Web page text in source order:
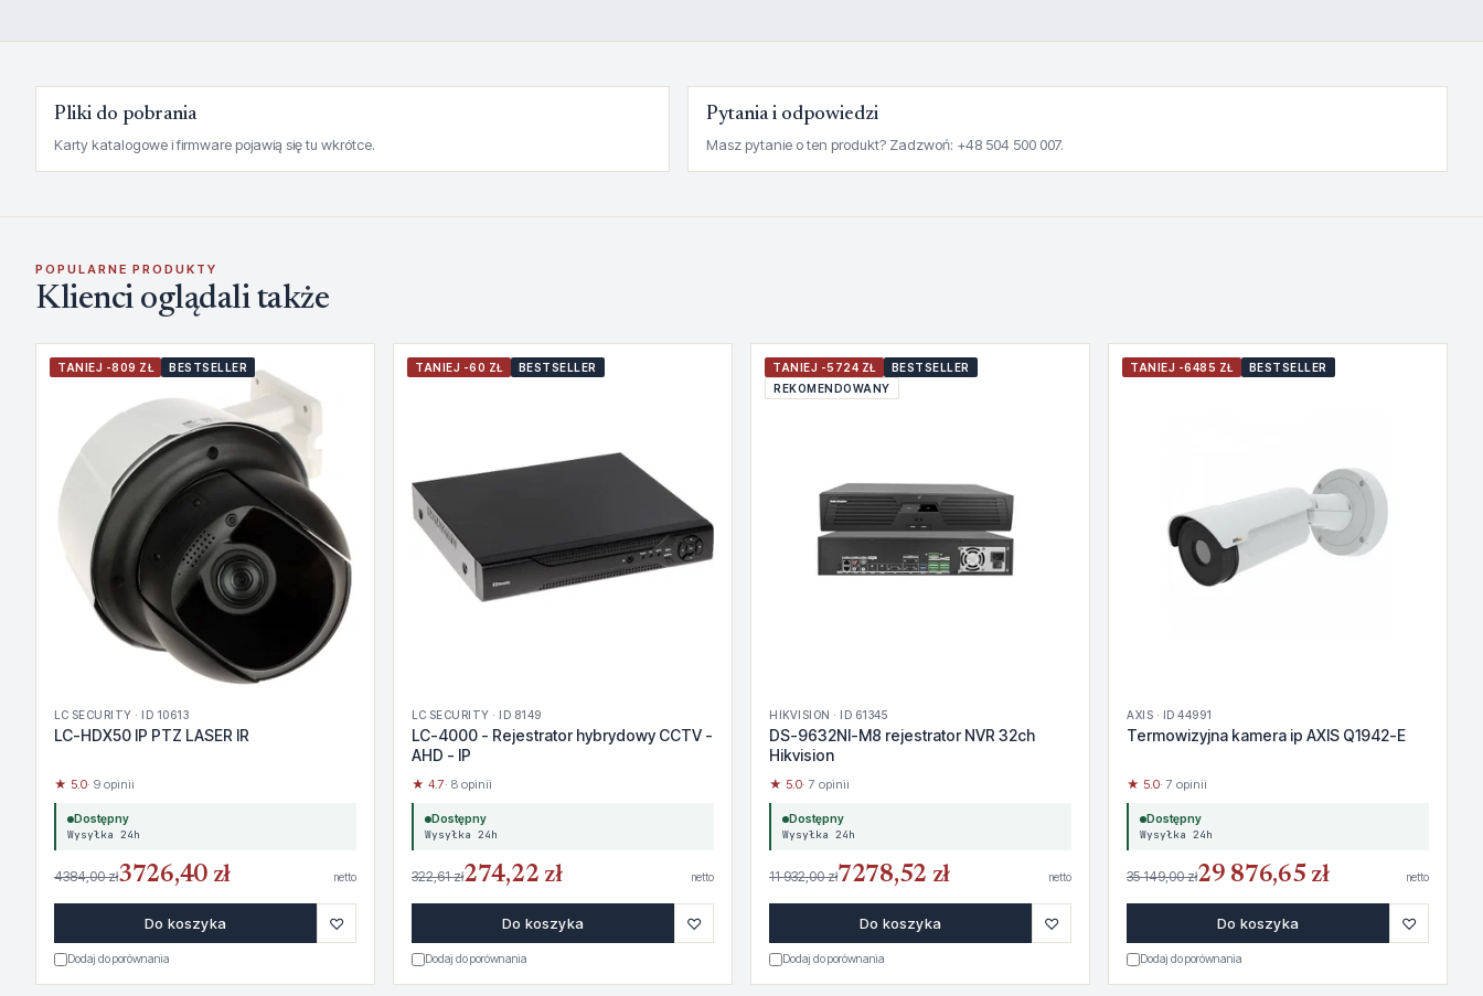
Pliki do pobrania
Karty katalogowe i firmware pojawią się tu wkrótce.
Pytania i odpowiedzi
Masz pytanie o ten produkt? Zadzwoń: +48 504 500 007.
POPULARNE PRODUKTY
Klienci oglądali także
TANIEJ -809 ZŁ BESTSELLER
LC SECURITY · ID 10613
LC-HDX50 IP PTZ LASER IR
★ 5.0· 9 opinii
Dostępny
Wysyłka 24h
4384,00 zł3726,40 zł netto
Do koszyka ♡
Dodaj do porównania
TANIEJ -60 ZŁ BESTSELLER
LC SECURITY · ID 8149
LC-4000 - Rejestrator hybrydowy CCTV -
AHD - IP
★ 4.7· 8 opinii
Dostępny
Wysyłka 24h
322,61 zł274,22 zł netto
Do koszyka ♡
Dodaj do porównania
TANIEJ -5724 ZŁ
BESTSELLER
REKOMENDOWANY
HIKVISION · ID 61345
DS-9632NI-M8 rejestrator NVR 32ch
Hikvision
★ 5.0· 7 opinii
Dostępny
Wysyłka 24h
11 932,00 zł7278,52 zł netto
Do koszyka ♡
Dodaj do porównania
TANIEJ -6485 ZŁ BESTSELLER
AXIS · ID 44991
Termowizyjna kamera ip AXIS Q1942-E
★ 5.0· 7 opinii
Dostępny
Wysyłka 24h
35 149,00 zł29 876,65 zł netto
Do koszyka ♡
Dodaj do porównania